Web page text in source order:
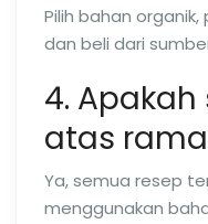
Pilih bahan
dan beli dari
4.
atas
Ya, semua resep
menggunakan